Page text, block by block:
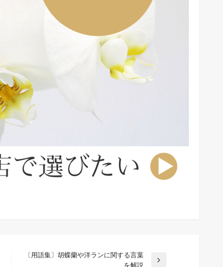
〔用語集〕胡蝶蘭や洋ランに関する言葉
を解説